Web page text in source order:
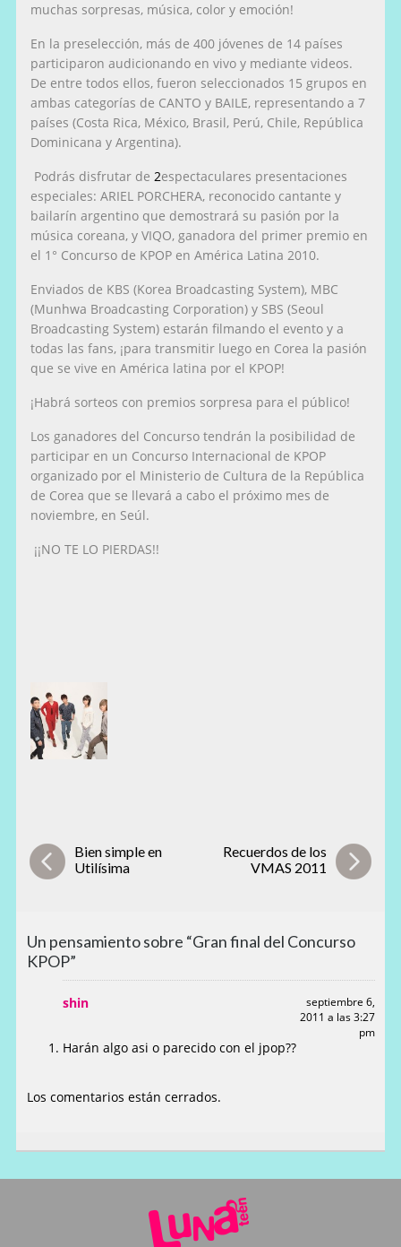
muchas sorpresas, música, color y emoción!
En la preselección, más de 400 jóvenes de 14 países
participaron audicionando en vivo y mediante videos.
De entre todos ellos, fueron seleccionados 15 grupos en
ambas categorías de CANTO y BAILE, representando a 7
países (Costa Rica, México, Brasil, Perú, Chile, República
Dominicana y Argentina).
Podrás disfrutar de2espectaculares presentaciones
especiales: ARIEL PORCHERA, reconocido cantante y
bailarín argentino que demostrará su pasión por la
música coreana, y VIQO, ganadora del primer premio en
el 1° Concurso de KPOP en América Latina 2010.
Enviados de KBS (Korea Broadcasting System), MBC
(Munhwa Broadcasting Corporation) y SBS (Seoul
Broadcasting System) estarán filmando el evento y a
todas las fans, ¡para transmitir luego en Corea la pasión
que se vive en América latina por el KPOP!
¡Habrá sorteos con premios sorpresa para el público!
Los ganadores del Concurso tendrán la posibilidad de
participar en un Concurso Internacional de KPOP
organizado por el Ministerio de Cultura de la República
de Corea que se llevará a cabo el próximo mes de
noviembre, en Seúl.
¡¡NO TE LO PIERDAS!!
Bien simple en
Utilísima
Recuerdos de los
VMAS 2011
Un pensamiento sobre “Gran final del Concurso
KPOP”
shin
septiembre 6,
2011 a las 3:27
pm
Harán algo asi o parecido con el jpop??
Los comentarios están cerrados.